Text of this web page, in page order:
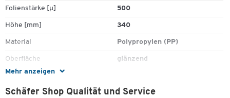
Mehr anzeigen
Folienstärke [µ] 500
Höhe [mm] 340
Material Polypropylen (PP)
Oberfläche glänzend
Öffnung
Stück pro Paket 6
Schäfer Shop Qualität und Service
Zum Zoomen doppeltippen